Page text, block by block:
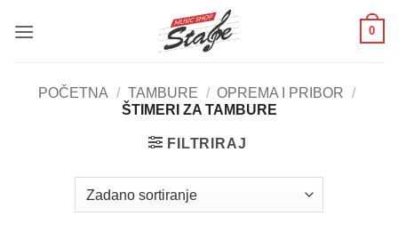
0
POČETNA / TAMBURE / OPREMA I PRIBOR /
ŠTIMERI ZA TAMBURE
FILTRIRAJ